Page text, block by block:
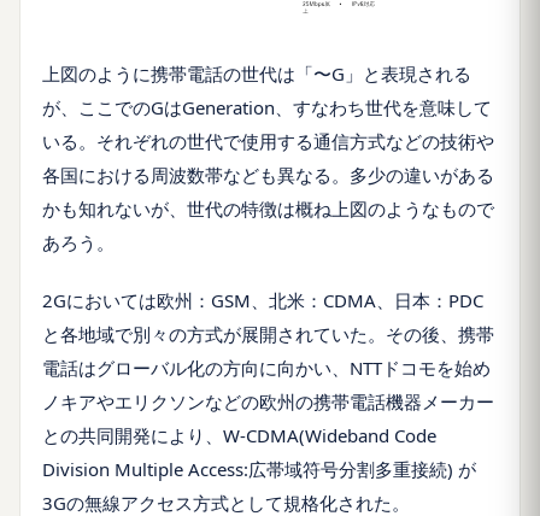
上図のように携帯電話の世代は「〜G」と表現される
が、ここでのGはGeneration、すなわち世代を意味して
いる。それぞれの世代で使用する通信方式などの技術や
各国における周波数帯なども異なる。多少の違いがある
かも知れないが、世代の特徴は概ね上図のようなもので
あろう。
2Gにおいては欧州：GSM、北米：CDMA、日本：PDC
と各地域で別々の方式が展開されていた。その後、携帯
電話はグローバル化の方向に向かい、NTTドコモを始め
ノキアやエリクソンなどの欧州の携帯電話機器メーカー
との共同開発により、W-CDMA(Wideband Code
Division Multiple Access:広帯域符号分割多重接続) が
3Gの無線アクセス方式として規格化された。